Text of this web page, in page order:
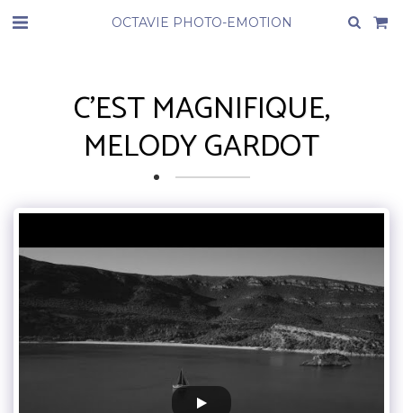
OCTAVIE PHOTO-EMOTION
C'EST MAGNIFIQUE,
MELODY GARDOT